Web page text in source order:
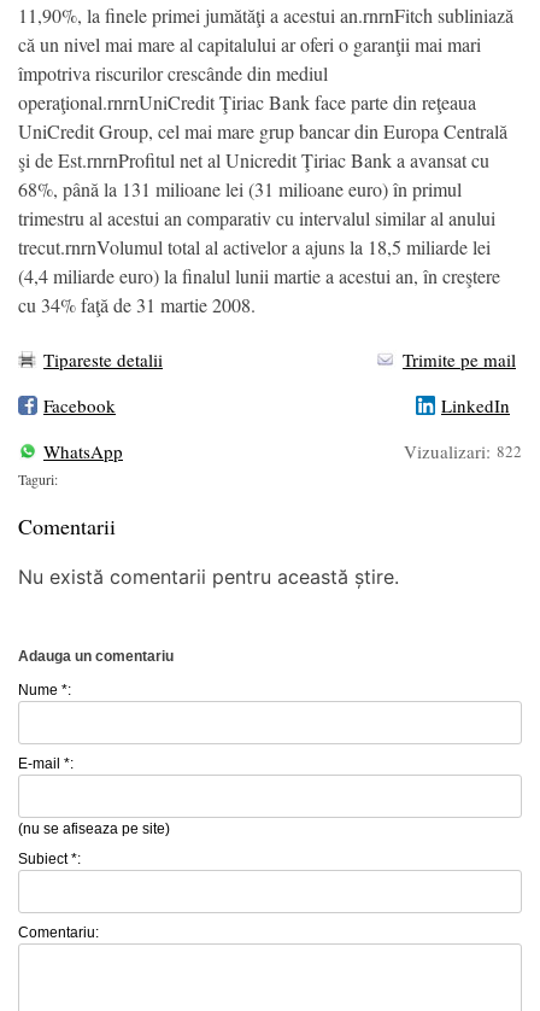
11,90%, la finele primei jumătăţi a acestui an.rnrnFitch subliniază
că un nivel mai mare al capitalului ar oferi o garanţii mai mari
împotriva riscurilor crescânde din mediul
operaţional.rnrnUniCredit Ţiriac Bank face parte din reţeaua
UniCredit Group, cel mai mare grup bancar din Europa Centrală
şi de Est.rnrnProfitul net al Unicredit Ţiriac Bank a avansat cu
68%, până la 131 milioane lei (31 milioane euro) în primul
trimestru al acestui an comparativ cu intervalul similar al anului
trecut.rnrnVolumul total al activelor a ajuns la 18,5 miliarde lei
(4,4 miliarde euro) la finalul lunii martie a acestui an, în creştere
cu 34% faţă de 31 martie 2008.
Tipareste detalii
Trimite pe mail
Facebook
LinkedIn
WhatsApp
Vizualizari: 822
Taguri:
Comentarii
Nu există comentarii pentru această știre.
Adauga un comentariu
Nume *:
E-mail *:
(nu se afiseaza pe site)
Subiect *:
Comentariu: